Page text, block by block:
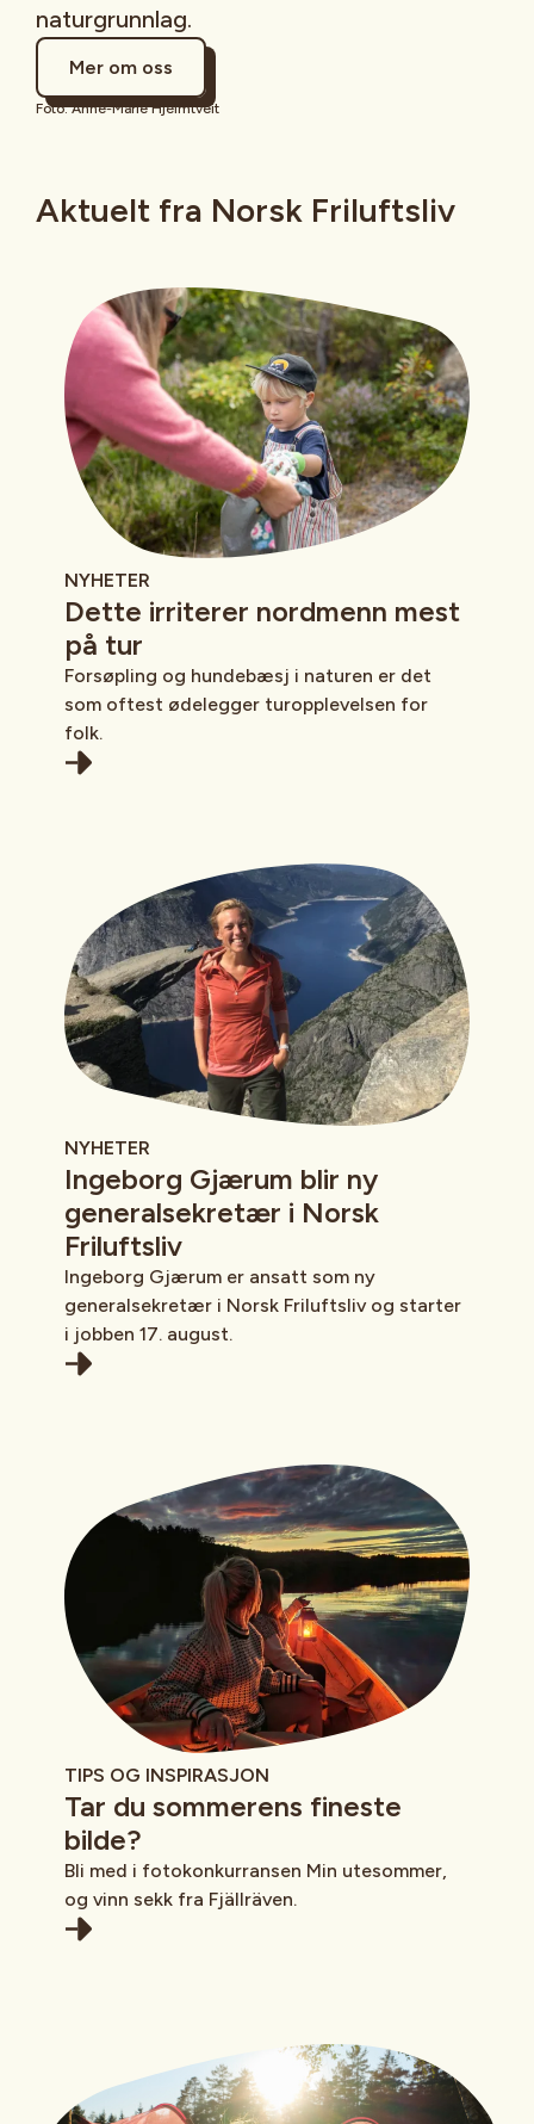
naturgrunnlag.
Mer om oss
Foto: Anne-Marie Hjelmtveit
Aktuelt fra Norsk Friluftsliv
NYHETER
Dette irriterer nordmenn mest
på tur
Forsøpling og hundebæsj i naturen er det
som oftest ødelegger turopplevelsen for
folk.
NYHETER
Ingeborg Gjærum blir ny
generalsekretær i Norsk
Friluftsliv
Ingeborg Gjærum er ansatt som ny
generalsekretær i Norsk Friluftsliv og starter
i jobben 17. august.
TIPS OG INSPIRASJON
Tar du sommerens fineste
bilde?
Bli med i fotokonkurransen Min utesommer,
og vinn sekk fra Fjällräven.